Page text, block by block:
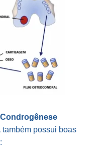
Condrogênese
também possui boas